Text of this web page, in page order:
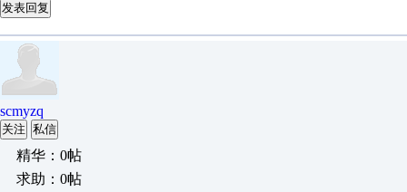
发表回复
scmyzq
关注 私信
精华：0帖
求助：0帖